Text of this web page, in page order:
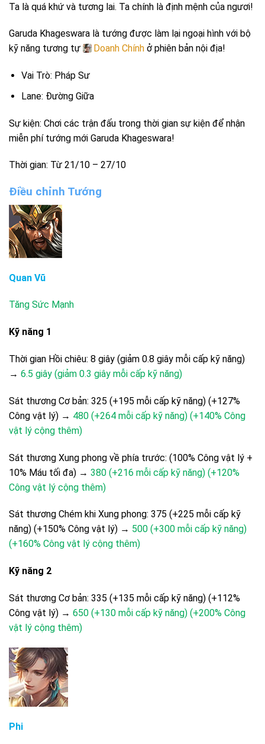
Ta là quá khứ và tương lai. Ta chính là định mệnh của ngươi!
Garuda Khageswara là tướng được làm lại ngoại hình với bộ
kỹ năng tương tự
Doanh Chính ở phiên bản nội địa!
Vai Trò: Pháp Sư
Lane: Đường Giữa
Sự kiện: Chơi các trận đấu trong thời gian sự kiện để nhận
miễn phí tướng mới Garuda Khageswara!
Thời gian: Từ 21/10 – 27/10
Điều chỉnh Tướng
Quan Vũ
Tăng Sức Mạnh
Kỹ năng 1
Thời gian Hồi chiêu: 8 giây (giảm 0.8 giây mỗi cấp kỹ năng)
→ 6.5 giây (giảm 0.3 giây mỗi cấp kỹ năng)
Sát thương Cơ bản: 325 (+195 mỗi cấp kỹ năng) (+127%
Công vật lý) → 480 (+264 mỗi cấp kỹ năng) (+140% Công
vật lý cộng thêm)
Sát thương Xung phong về phía trước: (100% Công vật lý +
10% Máu tối đa) → 380 (+216 mỗi cấp kỹ năng) (+120%
Công vật lý cộng thêm)
Sát thương Chém khi Xung phong: 375 (+225 mỗi cấp kỹ
năng) (+150% Công vật lý) → 500 (+300 mỗi cấp kỹ năng)
(+160% Công vật lý cộng thêm)
Kỹ năng 2
Sát thương Cơ bản: 335 (+135 mỗi cấp kỹ năng) (+112%
Công vật lý) → 650 (+130 mỗi cấp kỹ năng) (+200% Công
vật lý cộng thêm)
Phi